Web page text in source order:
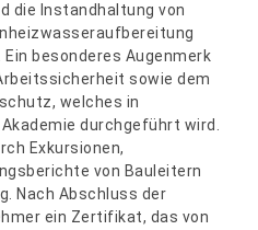
die Instandhaltung von
besonderes Augenmerk
sowie dem
welches in
durchgeführt wird.
Exkursionen,
von Bauleitern
Nach Abschluss der
ein Zertifikat, das von